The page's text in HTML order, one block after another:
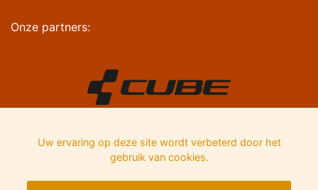
Onze partners:
Uw ervaring op deze site wordt verbeterd door het
gebruik van cookies.